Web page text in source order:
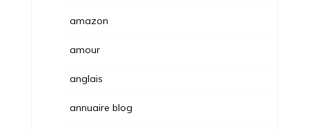
amazon
amour
anglais
annuaire blog